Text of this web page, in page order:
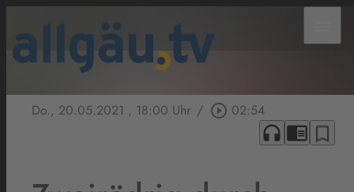
Do., 20.05.2021 , 18:00 Uhr / play_circle_outline 02:54
headphones chrome_reader_mode bookmark_border